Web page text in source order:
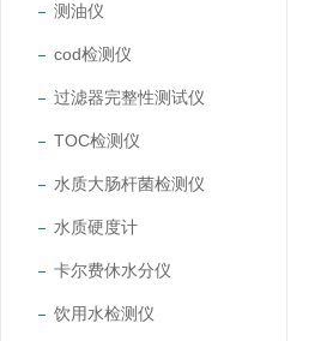
测油仪
cod检测仪
过滤器完整性测试仪
TOC检测仪
水质大肠杆菌检测仪
水质硬度计
卡尔费休水分仪
饮用水检测仪